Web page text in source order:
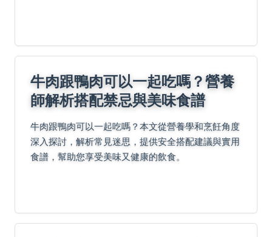
牛肉跟鴨肉可以一起吃嗎？營養
師解析搭配禁忌與美味食譜
牛肉跟鴨肉可以一起吃嗎？本文從營養學和烹飪角度
深入探討，解析常見迷思，提供安全搭配建議與實用
食譜，幫助您享受美味又健康的飲食。